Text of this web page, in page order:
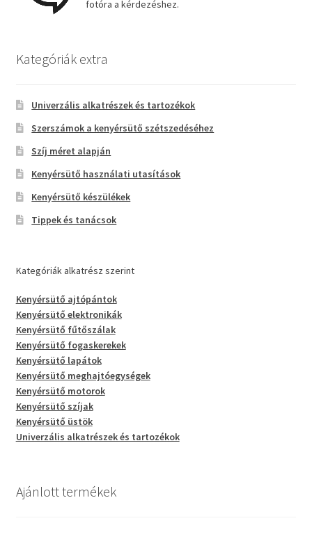
fotóra a kérdezéshez.
Kategóriák extra
Univerzális alkatrészek és tartozékok
Szerszámok a kenyérsütő szétszedéséhez
Szíj méret alapján
Kenyérsütő használati utasítások
Kenyérsütő készülékek
Tippek és tanácsok
Kategóriák alkatrész szerint
Kenyérsütő ajtópántok
Kenyérsütő elektronikák
Kenyérsütő fűtőszálak
Kenyérsütő fogaskerekek
Kenyérsütő lapátok
Kenyérsütő meghajtóegységek
Kenyérsütő motorok
Kenyérsütő szíjak
Kenyérsütő üstök
Univerzális alkatrészek és tartozékok
Ajánlott termékek